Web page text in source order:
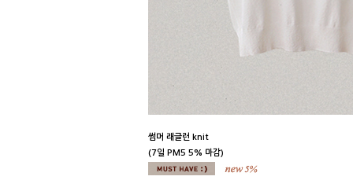
썸머 래글런 knit
(7일 PM5 5% 마감)